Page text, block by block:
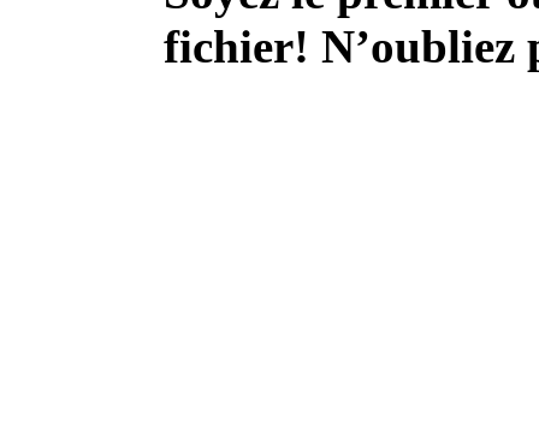
fichier! N’oubliez